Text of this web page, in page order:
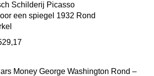
Money George Washington Rond –
Schilderij Picasso
een spiegel 1932 Rond